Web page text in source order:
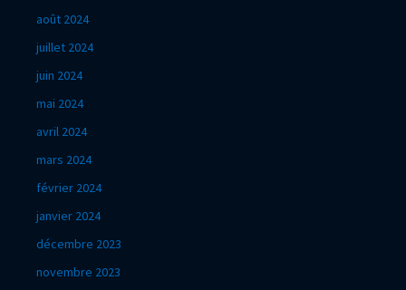
août 2024
juillet 2024
juin 2024
mai 2024
avril 2024
mars 2024
février 2024
janvier 2024
décembre 2023
novembre 2023